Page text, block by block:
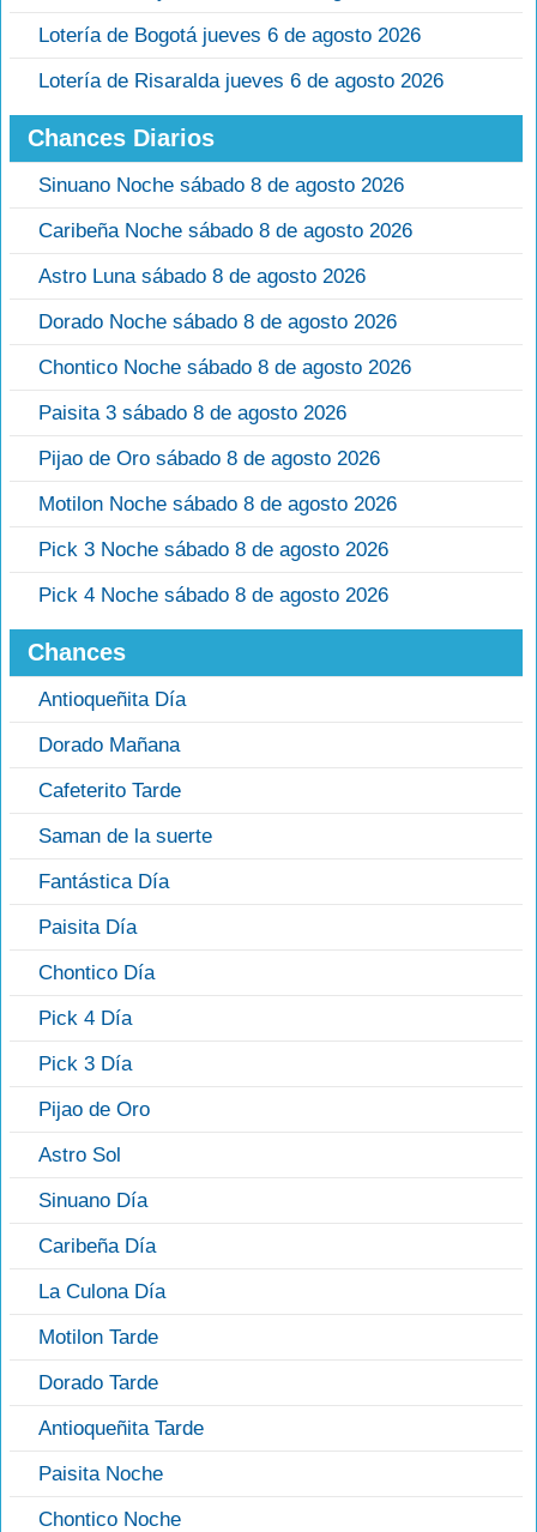
Lotería de Bogotá jueves 6 de agosto 2026
Lotería de Risaralda jueves 6 de agosto 2026
Chances Diarios
Sinuano Noche sábado 8 de agosto 2026
Caribeña Noche sábado 8 de agosto 2026
Astro Luna sábado 8 de agosto 2026
Dorado Noche sábado 8 de agosto 2026
Chontico Noche sábado 8 de agosto 2026
Paisita 3 sábado 8 de agosto 2026
Pijao de Oro sábado 8 de agosto 2026
Motilon Noche sábado 8 de agosto 2026
Pick 3 Noche sábado 8 de agosto 2026
Pick 4 Noche sábado 8 de agosto 2026
Chances
Antioqueñita Día
Dorado Mañana
Cafeterito Tarde
Saman de la suerte
Fantástica Día
Paisita Día
Chontico Día
Pick 4 Día
Pick 3 Día
Pijao de Oro
Astro Sol
Sinuano Día
Caribeña Día
La Culona Día
Motilon Tarde
Dorado Tarde
Antioqueñita Tarde
Paisita Noche
Chontico Noche